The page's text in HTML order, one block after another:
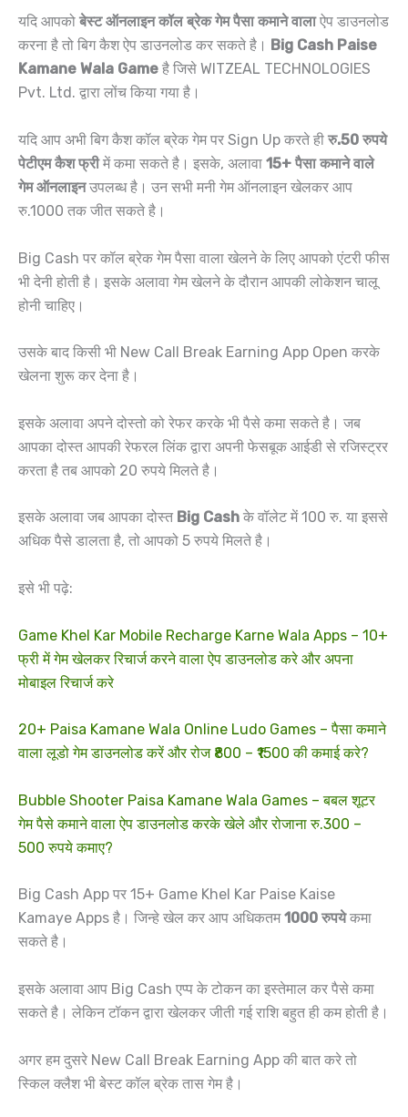
यदि आपको बेस्ट ऑनलाइन कॉल ब्रेक गेम पैसा कमाने वालाऐप डाउनलोड
करना है तो बिग कैश ऐप डाउनलोड कर सकते है।
Big Cash Paise
Kamane Wala Game है जिसे WITZEAL TECHNOLOGIES
Pvt. Ltd. द्वारा लोंच किया गया है।
यदि आप अभी बिग कैश कॉल ब्रेक गेम पर Sign Up करते ही रु.50 रुपये
पेटीएम कैश फ्रीमें कमा सकते है। इसके, अलावा 15+ पैसा कमाने वाले
गेम ऑनलाइनउपलब्ध है। उन सभी मनी गेम ऑनलाइन खेलकर आप
रु.1000 तक जीत सकते है।
Big Cash पर कॉल ब्रेक गेम पैसा वाला खेलने के लिए आपको एंटरी फीस
भी देनी होती है। इसके अलावा गेम खेलने के दौरान आपकी लोकेशन चालू
होनी चाहिए।
उसके बाद किसी भी New Call Break Earning App Open करके
खेलना शुरू कर देना है।
इसके अलावा अपने दोस्तो को रेफर करके भी पैसे कमा सकते है। जब
आपका दोस्त आपकी रेफरल लिंक द्वारा अपनी फेसबूक आईडी से रजिस्ट्रर
करता है तब आपको 20 रुपये मिलते है।
इसके अलावा जब आपका दोस्त Big Cash के वॉलेट में 100 रु. या इससे
अधिक पैसे डालता है, तो आपको 5 रुपये मिलते है।
इसे भी पढ़े:
Game Khel Kar Mobile Recharge Karne Wala Apps – 10+
फ्री में गेम खेलकर रिचार्ज करने वाला ऐप डाउनलोड करे और अपना
मोबाइल रिचार्ज करे
20+ Paisa Kamane Wala Online Ludo Games – पैसा कमाने
वाला लूडो गेम डाउनलोड करें और रोज ₹800 – ₹1500 की कमाई करे?
Bubble Shooter Paisa Kamane Wala Games – बबल शूटर
गेम पैसे कमाने वाला ऐप डाउनलोड करके खेले और रोजाना रु.300 –
500 रुपये कमाए?
Big Cash App पर 15+ Game Khel Kar Paise Kaise
Kamaye Apps है। जिन्हे खेल कर आप अधिकतम1000 रुपयेकमा
सकते है।
इसके अलावा आप Big Cash एप्प के टोकन का इस्तेमाल कर पैसे कमा
सकते है। लेकिन टॉकन द्वारा खेलकर जीती गई राशि बहुत ही कम होती है।
अगर हम दुसरे New Call Break Earning App की बात करे तो
स्किल क्लैश भी बेस्ट कॉल ब्रेक तास गेम है।